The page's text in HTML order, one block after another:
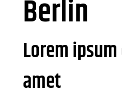
Berlin
Lorem
amet